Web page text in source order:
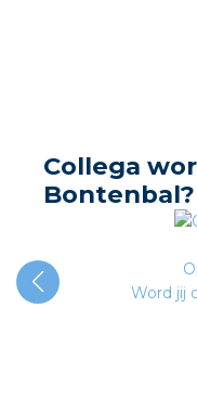
Collega
Bontenbal?
Word jij